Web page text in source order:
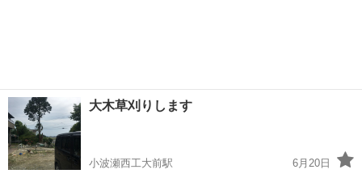
大木草刈りします
小波瀬西工大前駅
6月20日